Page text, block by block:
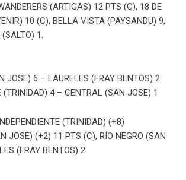
(ARTIGAS) 12 PTS (C), 18 DE
10 (C), BELLA VISTA (PAYSANDU) 9,
1.
JOSE) 6 – LAURELES (FRAY BENTOS) 2
(TRINIDAD) 4 – CENTRAL (SAN JOSE) 1
(TRINIDAD) (+8)
JOSE) (+2) 11 PTS (C), RÍO NEGRO (SAN
(FRAY BENTOS) 2.